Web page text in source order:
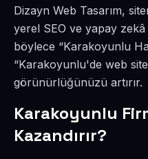
Dizayn Web Tasarım,
yerel SEO ve yapay
böylece “Karakoyunlu
“Karakoyunlu'de web
görünürlüğünüzü artırır.
Karakoyunlu
Kazandırır?